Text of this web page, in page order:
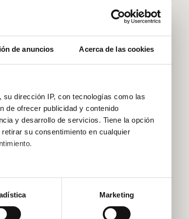
de anuncios Acerca de las cookies
dirección IP, con tecnologías como las
de ofrecer publicidad y contenido
y desarrollo de servicios. Tiene la opción
su consentimiento en cualquier
una precisión de varios metros
específicas (huellas digitales)
establezca sus preferencias en lasección de
Marketing